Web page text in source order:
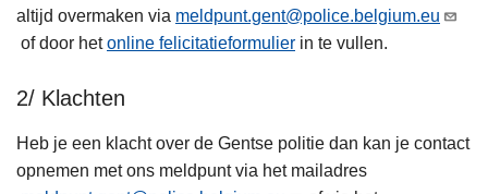
altijd overmaken via meldpunt.gent@police.belgium.eu
of door hetonline felicitatieformulier in te vullen.
2/ Klachten
Heb je een klacht over de Gentse politie dan kan je contact
opnemen met ons meldpunt via het mailadres